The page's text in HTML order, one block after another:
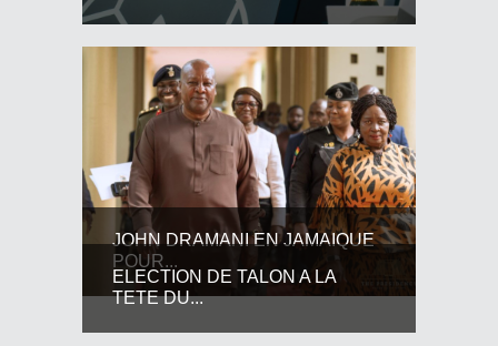
JOHN DRAMANI EN JAMAIQUE
POUR...
ELECTION DE TALON A LA
TETE DU...